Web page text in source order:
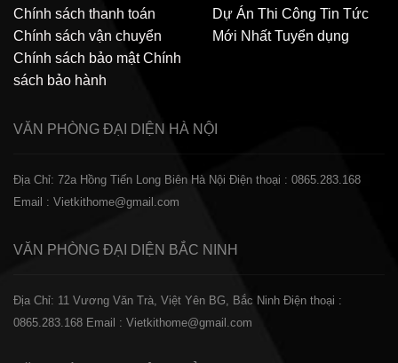
Chính sách thanh toán
Chính sách vận chuyển
Chính sách bảo mật Chính
sách bảo hành
Dự Án Thi Công Tin Tức
Mới Nhất Tuyển dụng
VĂN PHÒNG ĐẠI DIỆN HÀ NỘI
Địa Chỉ: 72a Hồng Tiến Long Biên Hà Nội Điện thoại : 0865.283.168
Email : Vietkithome@gmail.com
VĂN PHÒNG ĐẠI DIỆN BẮC NINH
Địa Chỉ: 11 Vương Văn Trà, Việt Yên BG, Bắc Ninh Điện thoại :
0865.283.168 Email : Vietkithome@gmail.com